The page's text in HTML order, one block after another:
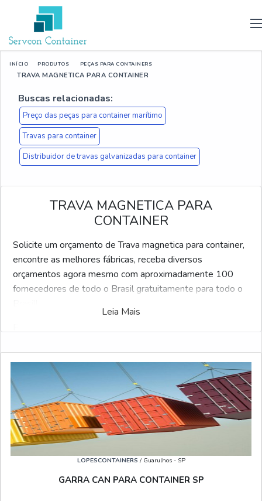
INÍCIO PRODUTOS PEÇAS PARA CONTAINERS
TRAVA MAGNETICA PARA CONTAINER
Buscas relacionadas:
Preço das peças para container marítimo
Travas para container
Distribuidor de travas galvanizadas para container
TRAVA MAGNETICA PARA
CONTAINER
Solicite um orçamento de Trava magnetica para container,
encontre as melhores fábricas, receba diversos
orçamentos agora mesmo com aproximadamente 100
fornecedores de todo o Brasil gratuitamente para todo o
qualificados do setor industrial. Caso haja interesse Trava
magnetica para container e gostaria de informações sobre
a empresa selecione um dos fornecedores listados
abaixo:
Veja também:Aluguel de Container.
Leia Mais
LOPESCONTAINERS / Guarulhos - SP
GARRA CAN PARA CONTAINER SP